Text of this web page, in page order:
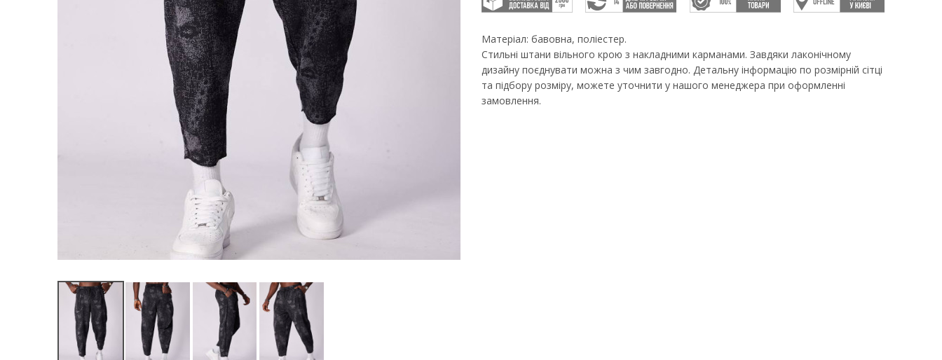
Матеріал: бавовна, поліестер.
Стильні штани вільного крою з накладними карманами. Завдяки лаконічному
дизайну поєднувати можна з чим завгодно. Детальну інформацію по розмірній сітці
та підбору розміру, можете уточнити у нашого менеджера при оформленні
замовлення.